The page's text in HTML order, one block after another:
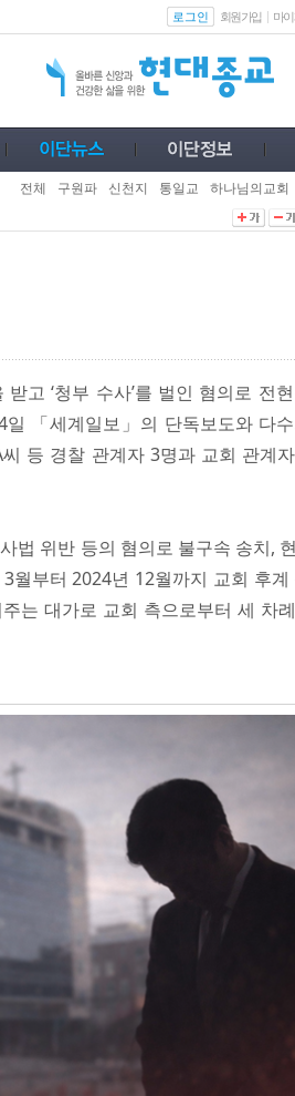
로그인 회원가입 마
전체 구원파 신천지 통일교 하나님의교회
고 ‘청부 수사’를 벌인 혐의로 전
「세계일보」의 단독보도와 다
등 경찰 관계자 3명과 교회 관계
법 위반 등의 혐의로 불구속 송치,
월부터 2024년 12월까지 교회 후계
는 대가로 교회 측으로부터 세 차